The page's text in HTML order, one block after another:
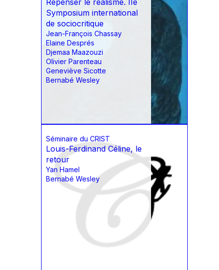
Repenser le réalisme. IIe
Symposium international
de sociocritique
Jean-François Chassay
Elaine Després
Djemaa Maazouzi
Olivier Parenteau
Geneviève Sicotte
Bernabé Wesley
Séminaire du CRIST
Louis-Ferdinand Céline, le
retour
Yan Hamel
Bernabé Wesley